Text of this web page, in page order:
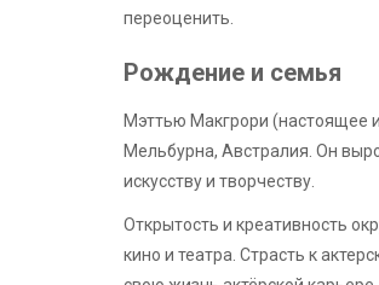
переоценить.
Рождение и семья
Мэттью Макгрори (настоящее
Мельбурна, Австралия. Он
искусству и творчеству.
Открытость и креативность
кино и театра. Страсть к